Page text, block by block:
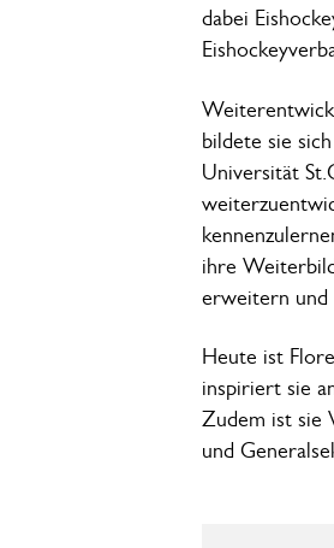
dabei
bildete sie
Universität
ihre
erweitern und
Heute ist
inspiriert sie
Zudem ist sie
und